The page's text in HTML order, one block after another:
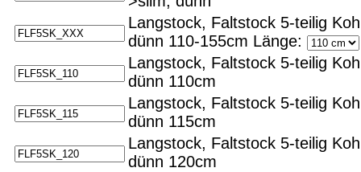
Langstock, Faltstock 5-teilig
dünn 110-155cm Länge:
Langstock, Faltstock 5-teilig
dünn 110cm
Langstock, Faltstock 5-teilig
dünn 115cm
Langstock, Faltstock 5-teilig
dünn 120cm